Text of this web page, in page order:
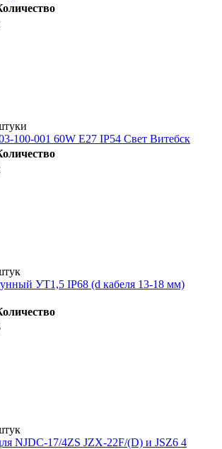
100-001 60W E27 IP54 Свет Витебск
УТ1,5 IP68 (d кабеля 13-18 мм)
NJDC-17/4ZS JZX-22F/(D) и JSZ6 4